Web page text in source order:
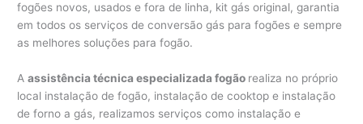
fogões novos, usados e fora de linha, kit gás original, garantia
em todos os serviços de conversão gás para fogões e sempre
as melhores soluções para fogão.
Aassistência técnica especializada fogão realiza no próprio
local instalação de fogão, instalação de cooktop e instalação
de forno a gás, realizamos serviços como instalação e